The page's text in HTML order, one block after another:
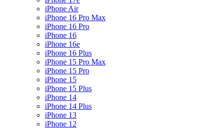
iPhone Air
iPhone 16 Pro Max
iPhone 16 Pro
iPhone 16
iPhone 16e
iPhone 16 Plus
iPhone 15 Pro Max
iPhone 15 Pro
iPhone 15
iPhone 15 Plus
iPhone 14
iPhone 14 Plus
iPhone 13
iPhone 12